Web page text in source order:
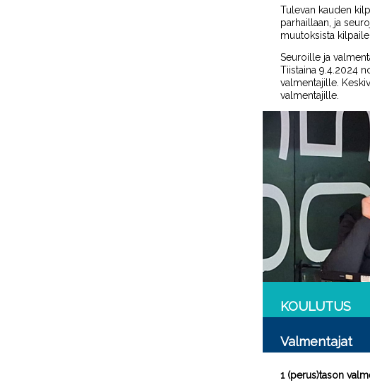
Tulevan kauden
parhaillaan, ja
muutoksista
Seuroille ja
Tiistaina 9.4.2024
valmentajille
valmentajille
KOULUTUS
Valmentajat
1 (perus)tason